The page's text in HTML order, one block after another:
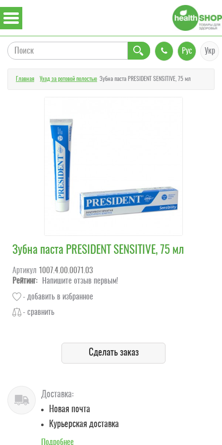
Рус Укр
Главная Уход за ротовой полостью Зубна паста PRESIDENT SENSITIVE, 75 мл
Зубна паста PRESIDENT SENSITIVE, 75 мл
Артикул 1007.4.00.0071.03
Рейтинг:
Напишите отзыв первым!
- добавить в избранное
- сравнить
Сделать заказ
Доставка:
Новая почта
Курьерская доставка
Подробнее